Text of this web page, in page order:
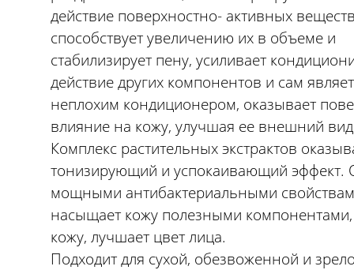
действие поверхностно- активных
способствует увеличению их в объеме и
стабилизирует пену, усиливает
действие других компонентов и сам
неплохим кондиционером, оказывает
влияние на кожу, улучшая ее внешний
Комплекс растительных экстрактов
тонизирующий и успокаивающий эффект.
мощными антибактериальными
насыщает кожу полезными компонентами,
кожу, лучшает цвет лица.
Подходит для сухой, обезвоженной и